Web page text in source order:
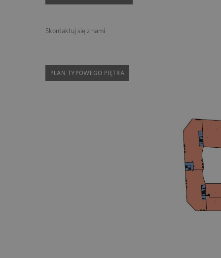
Skontaktuj się z nami
PLAN TYPOWEGO PIĘTRA